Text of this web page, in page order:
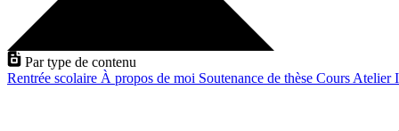
Par type de contenu
Rentrée scolaire À propos de moi Soutenance de thèse Cours Atelier